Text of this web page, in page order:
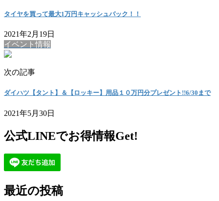
タイヤを買って最大1万円キャッシュバック！！
2021年2月19日
イベント情報
次の記事
ダイハツ【タント】＆【ロッキー】用品１０万円分プレゼント!!6/30まで
2021年5月30日
公式LINEでお得情報Get!
最近の投稿